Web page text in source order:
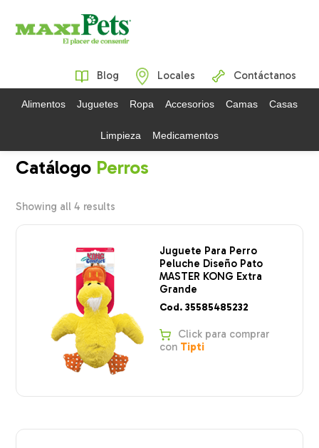
Blog Locales Contáctanos
Alimentos Juguetes Ropa Accesorios Camas Casas
Limpieza Medicamentos
Perros
Showing all 4 results
Juguete Para Perro
Peluche Diseño Pato
MASTER KONG Extra
Grande
Cod. 35585485232
Click para comprar
con Tipti